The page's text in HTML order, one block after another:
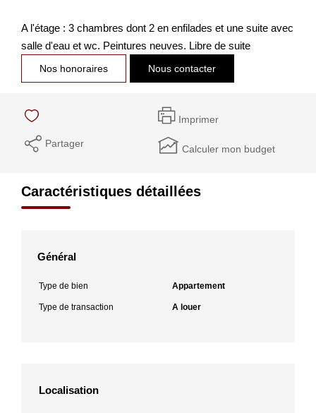
A l'étage : 3 chambres dont 2 en enfilades et une suite avec
salle d'eau et wc. Peintures neuves. Libre de suite
Nos honoraires Nous contacter
Imprimer
Partager Calculer mon budget
Caractéristiques détaillées
Général
Type de bien Appartement
Type de transaction A louer
Localisation